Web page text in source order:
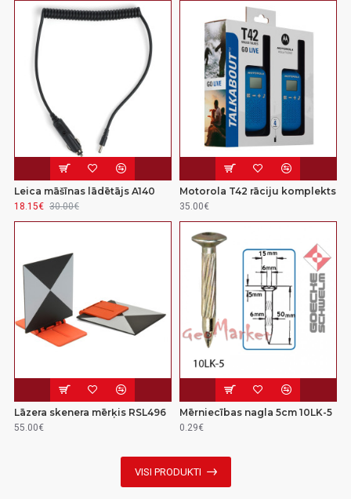
Leica māšīnas lādētājs A140
18.15€ 30.00€
Motorola T42 rāciju komplekts
35.00€
Lāzera skenera mērķis RSL496
55.00€
Mērniecības nagla 5cm 10LK-5
0.29€
VISI PRODUKTI